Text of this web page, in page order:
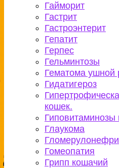
Гайморит
Гастрит
Гастроэнтерит
Гепатит
Герпес
Гельминтозы
Гематома ушной
Гидатигероз
кошек.
Гиповитаминозы
Глаукома
Гомеопатия
Грипп кошачий